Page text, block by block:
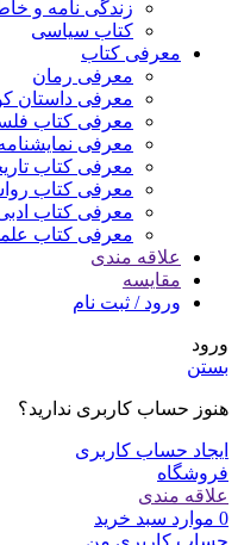
زندگی نامه و
کتاب سیاسی
معرفی کتاب
معرفی رمان
معرفی داستان
معرفی کتاب
معرفی
معرفی کتاب
معرفی کتاب
معرفی کتاب
معرفی کتاب
علاقه مندی
مقایسه
ورود / ثبت نام
ورود
بستن
هنوز حساب کاربری ندارید؟
ایجاد حساب کاربری
فروشگاه
علاقه مندی
0 موارد سبد خرید